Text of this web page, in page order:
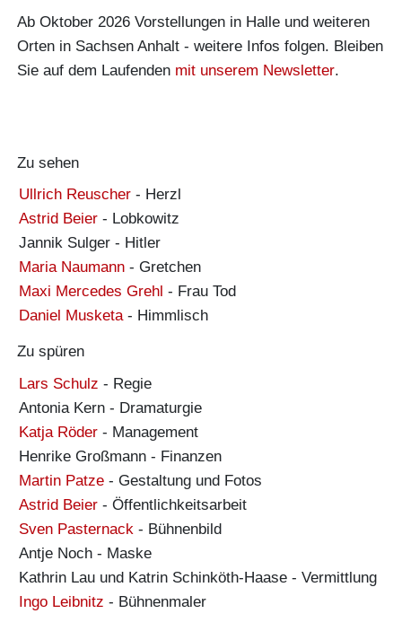
Ab Oktober 2026 Vorstellungen in Halle und weiteren
Orten in Sachsen Anhalt - weitere Infos folgen. Bleiben
Sie auf dem Laufenden mit unserem Newsletter.
Zu sehen
Ullrich Reuscher- Herzl
Astrid Beier- Lobkowitz
Jannik Sulger- Hitler
Maria Naumann- Gretchen
Maxi Mercedes Grehl - Frau Tod
Daniel Musketa- Himmlisch
Zu spüren
Lars Schulz - Regie
Antonia Kern- Dramaturgie
Katja Röder- Management
Henrike Großmann- Finanzen
Martin Patze- Gestaltung und Fotos
Astrid Beier- Öffentlichkeitsarbeit
Sven Pasternack - Bühnenbild
Antje Noch- Maske
Kathrin Lau und Katrin Schinköth-Haase- Vermittlung
Ingo Leibnitz - Bühnenmaler